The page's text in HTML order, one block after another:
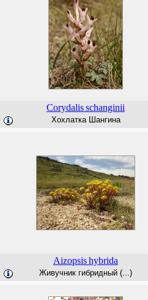
Corydalisschanginii
Хохлатка Шангина
Aizopsishybrida
Живучник гибридный (...)